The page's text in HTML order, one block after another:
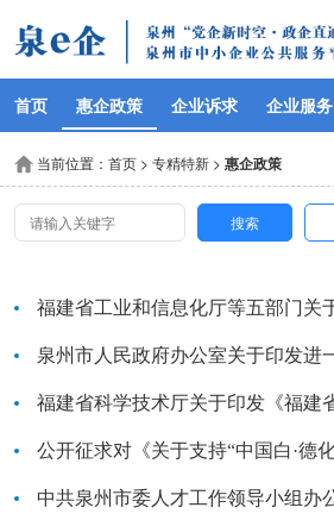
首页 惠企政策 企业诉求 企业服务
当前位置： 首页 > 专精特新 > 惠企政策
搜索